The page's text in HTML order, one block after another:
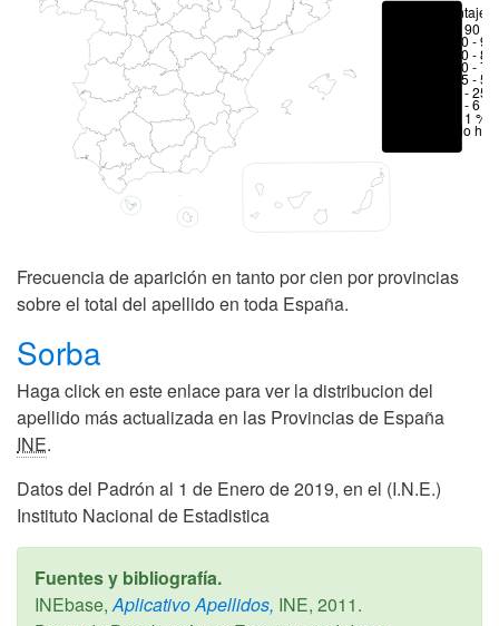
Porcentajes
> 90 %
80 -
70 -
50 -
25 -
6 - 25
1 - 6 %
< 1 %
No hay
Frecuencia de aparición en tanto por cien por provincias
sobre el total del apellido en toda España.
Sorba
Haga click en este enlace para ver la distribucion del
apellido más actualizada en las Provincias de España
INE.
Datos del Padrón al 1 de Enero de 2019, en el (I.N.E.)
Instituto Nacional de Estadistica
Fuentes y bibliografía.
INEbase,Aplicativo Apellidos, INE, 2011.